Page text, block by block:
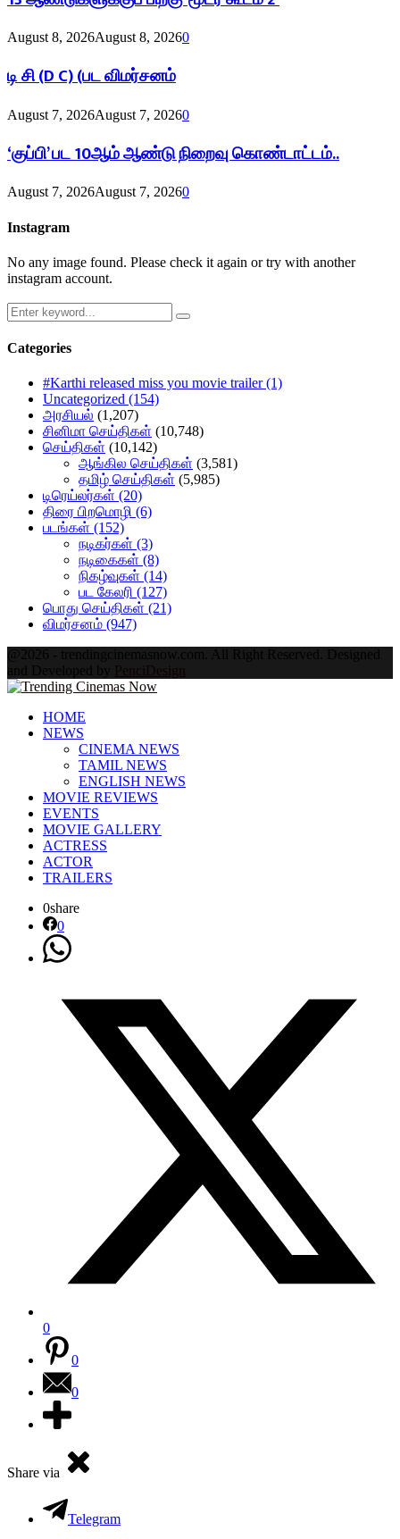
August 8, 2026August 8, 20260
டி சி (D C) (பட விமர்சனம்
August 7, 2026August 7, 20260
‘குப்பி’ பட 10ஆம் ஆண்டு நிறைவு கொண்டாட்டம்..
August 7, 2026August 7, 20260
Instagram
No any image found. Please check it again or try with another
instagram account.
Search
for:
Search
Categories
#Karthi released miss you movie trailer(1)
Uncategorized (154)
அரசியல் (1,207)
சினிமா செய்திகள் (10,748)
செய்திகள் (10,142)
ஆங்கில செய்திகள் (3,581)
தமிழ் செய்திகள் (5,985)
டிரெய்லர்கள் (20)
திரை பிறமொழி (6)
படங்கள் (152)
நடிகர்கள் (3)
நடிகைகள் (8)
நிகழ்வுகள் (14)
பட கேலரி (127)
பொது செய்திகள் (21)
விமர்சனம் (947)
@2026 - trendingcinemasnow.com. All Right Reserved. Designed
and Developed by PenciDesign
HOME
NEWS
CINEMA NEWS
TAMIL NEWS
ENGLISH NEWS
MOVIE REVIEWS
EVENTS
MOVIE GALLERY
ACTRESS
ACTOR
TRAILERS
0share
0
0
0
0
Share via
Telegram